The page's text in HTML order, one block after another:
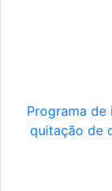
Programa de
quitação de